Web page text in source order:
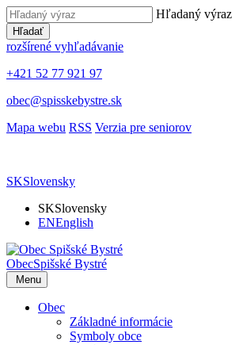
Hľadaný výraz
Hľadať
rozšírené vyhľadávanie
+421 52 77 921 97
obec@spisskebystre.sk
Mapa webu RSS Verzia pre seniorov
SKSlovensky
SKSlovensky
ENEnglish
ObecSpišské Bystré
Menu
Obec
Základné informácie
Symboly obce